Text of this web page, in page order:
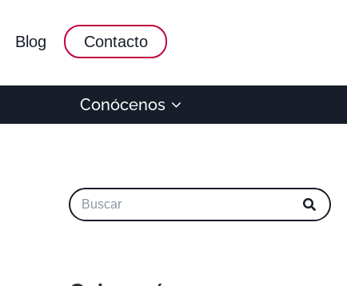
Blog Contacto
Conócenos